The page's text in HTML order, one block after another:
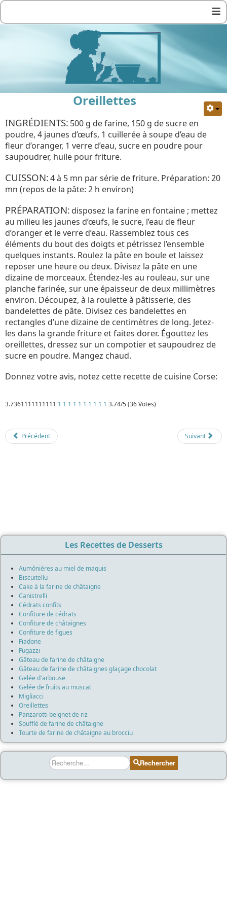
≡
Oreillettes
INGRÉDIENTS: 500 g de farine, 150 g de sucre en
poudre, 4 jaunes d’œufs, 1 cuillerée à soupe d’eau de
fleur d’oranger, 1 verre d’eau, sucre en poudre pour
saupoudrer, huile pour friture.
CUISSON:4 à 5 mn par série de friture. Préparation: 20
mn (repos de la pâte: 2 h environ)
PRÉPARATION: disposez la farine en fontaine ; mettez
au milieu les jaunes d’œufs, le sucre, l’eau de fleur
d’oranger et le verre d’eau. Rassemblez tous ces
éléments du bout des doigts et pétrissez l’ensemble
quelques instants. Roulez la pâte en boule et laissez
reposer une heure ou deux. Divisez la pâte en une
dizaine de morceaux. Étendez-les au rouleau, sur une
planche farinée, sur une épaisseur de deux millimètres
environ. Découpez, à la roulette à pâtisserie, des
bandelettes de pâte. Divisez ces bandelettes en
rectangles d’une dizaine de centimètres de long. Jetez-
les dans la grande friture et faites dorer. Égouttez les
oreillettes, dressez sur un compotier et saupoudrez de
sucre en poudre. Mangez chaud.
Donnez votre avis, notez cette recette de cuisine Corse:
3.7361111111111 1 1 1 1 1 1 1 1 1 1 3.74/5 (36 Votes)
Précédent Suivant
Les Recettes de Desserts
Aumônières au miel de maquis
Biscuitellu
Cake à la farine de châtaigne
Canistrelli
Cédrats confits
Confiture de cédrats
Confiture de châtaignes
Confiture de figues
Fiadone
Fugazzi
Gâteau de farine de châtaigne
Gâteau de farine de châtaignes glaçage chocolat
Gelée d'arbouse
Gelée de fruits au muscat
Migliacci
Oreillettes
Panzarotti beignet de riz
Soufflé de farine de châtaigne
Tourte de farine de châtaigne au brocciu
Rechercher Rechercher